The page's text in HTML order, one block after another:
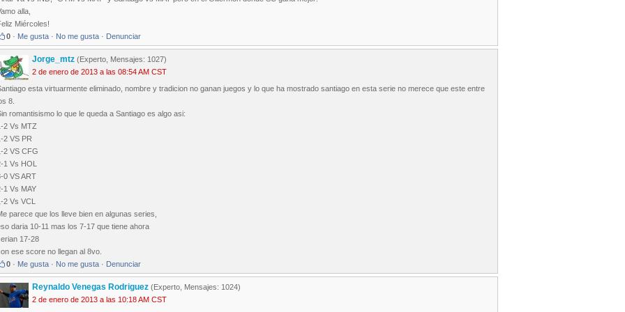
alla,
Miércoles!
0 · Me gusta · No me gusta · Denunciar
Jorge_mtz (Experto, Mensajes: 1027)
2 de enero de 2013 a las 08:54 AM CST
esta virtuarmente eliminado, nombre y tradicion no ganan juegos y lo que ha mostrado santiago en esta serie no merece que este entre
8.
romantisismo lo que le queda a Santiago es algo asi:
2 Vs MTZ
2 VS PR
2 VS CFG
1 Vs HOL
0 VS ART
1 Vs MAY
2 Vs VCL
parece que los lleve bien en algunas series,
daria 10-11 mas los 7-17 que tiene ahora
17-28
ese score no llegan al 8vo.
0 · Me gusta · No me gusta · Denunciar
Reynaldo Venegas Rodriguez (Experto, Mensajes: 1024)
2 de enero de 2013 a las 10:18 AM CST